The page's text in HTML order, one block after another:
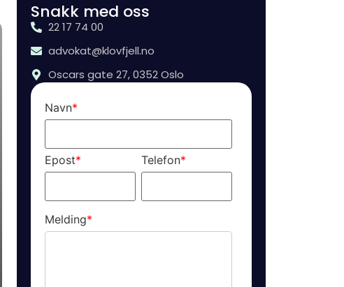
Snakk med oss
22 17 74 00
advokat@klovfjell.no
Oscars gate 27, 0352 Oslo
Navn*
Epost* Telefon*
Melding*